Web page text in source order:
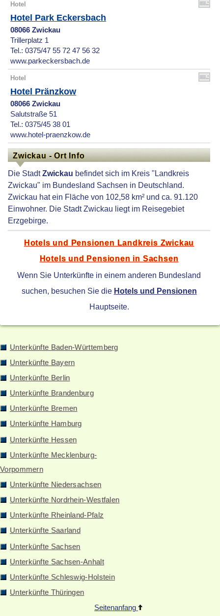
Hotel
Hotel Park Eckersbach
08066 Zwickau
Trillerplatz 1
Tel.: 0375/47 55 72 47 56 32
www.parkeckersbach.de
Hotel
Hotel Pränzkow
08066 Zwickau
Salutstraße 51
Tel.: 0375/45 38 01
www.hotel-praenzkow.de
Zwickau - Ort Info
Die StadtZwickau befindet sich im Kreis "Landkreis
Zwickau" im Bundesland Sachsen in Deutschland.
Zwickau hat ein Fläche von 102,58 km² und ca. 91.120
Einwohner. Die Stadt Zwickau liegt im Reisegebiet
Erzgebirge.
Hotels und Pensionen Landkreis Zwickau
Hotels und Pensionen in Sachsen
Wenn Sie Unterkünfte in einem anderen Bundesland
suchen, besuchen Sie die Hotels und Pensionen
Hauptseite.
Unterkünfte Baden-Württemberg
Unterkünfte Bayern
Unterkünfte Berlin
Unterkünfte Brandenburg
Unterkünfte Bremen
Unterkünfte Hamburg
Unterkünfte Hessen
Unterkünfte Mecklenburg-
Vorpommern
Unterkünfte Niedersachsen
Unterkünfte Nordrhein-Westfalen
Unterkünfte Rheinland-Pfalz
Unterkünfte Saarland
Unterkünfte Sachsen
Unterkünfte Sachsen-Anhalt
Unterkünfte Schleswig-Holstein
Unterkünfte Thüringen
Seitenanfang